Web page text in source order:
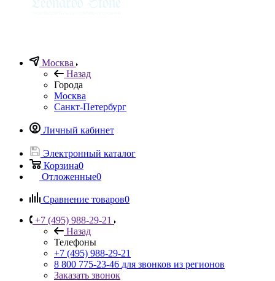
Москва
Назад
Города
Москва
Санкт-Петербург
Личный кабинет
Электронный каталог
Корзина0
Отложенные0
Сравнение товаров0
+7 (495) 988-29-21
Назад
Телефоны
+7 (495) 988-29-21
8 800 775-23-46 для звонков из регионов
Заказать звонок